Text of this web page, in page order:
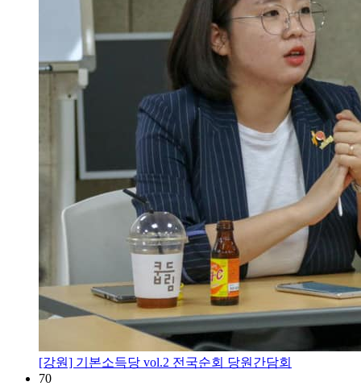
[강원] 기본소득당 vol.2 전국순회 당원간담회
70